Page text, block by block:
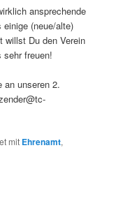
ansprechende
(neue/alte)
willst Du den Verein
sehr freuen!
an unseren 2.
mit Ehrenamt,